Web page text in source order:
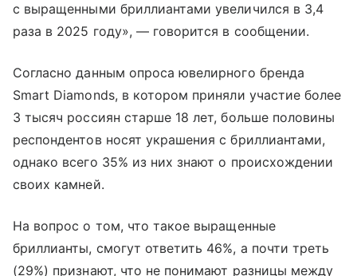
с выращенными бриллиантами увеличился в 3,4
раза в 2025 году», — говорится в сообщении.
Согласно данным опроса ювелирного бренда
Smart Diamonds, в котором приняли участие более
3 тысяч россиян старше 18 лет, больше половины
респондентов носят украшения с бриллиантами,
однако всего 35% из них знают о происхождении
своих камней.
На вопрос о том, что такое выращенные
бриллианты, смогут ответить 46%, а почти треть
(29%) признают, что не понимают разницы между